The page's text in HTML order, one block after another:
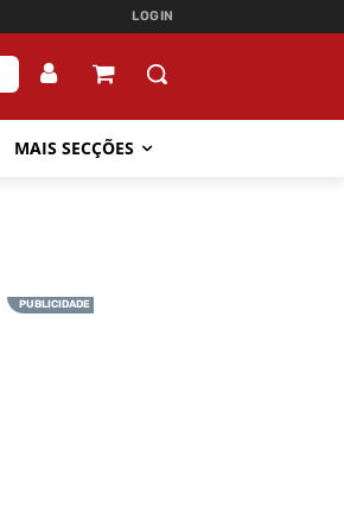
LOGIN
MAIS SECÇÕES